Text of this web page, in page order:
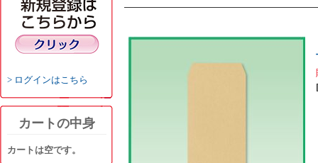
ログインはこちら
カートの中身
カートは空です。